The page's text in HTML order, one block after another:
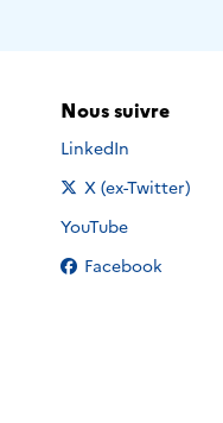
Nous suivre
Nous suivre sur
LinkedIn
Nous suivre sur
X (ex-Twitter)
Nous suivre sur
YouTube
Nous suivre sur
Facebook